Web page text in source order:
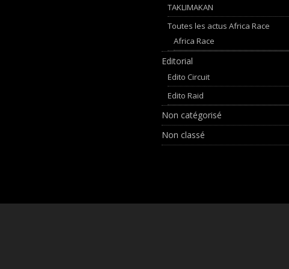
TAKLIMAKAN
Toutes les actus Africa Race
Africa Race
Editorial
Edito Circuit
Edito Raid
Non catégorisé
Non classé